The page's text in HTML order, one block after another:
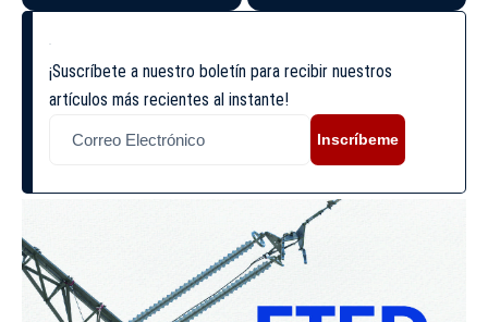
¡Suscríbete a nuestro boletín para recibir nuestros
artículos más recientes al instante!
Inscríbeme